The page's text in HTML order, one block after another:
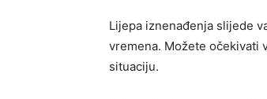
Lijepa iznenađenja slijede
vremena. Možete očekivati
situaciju.